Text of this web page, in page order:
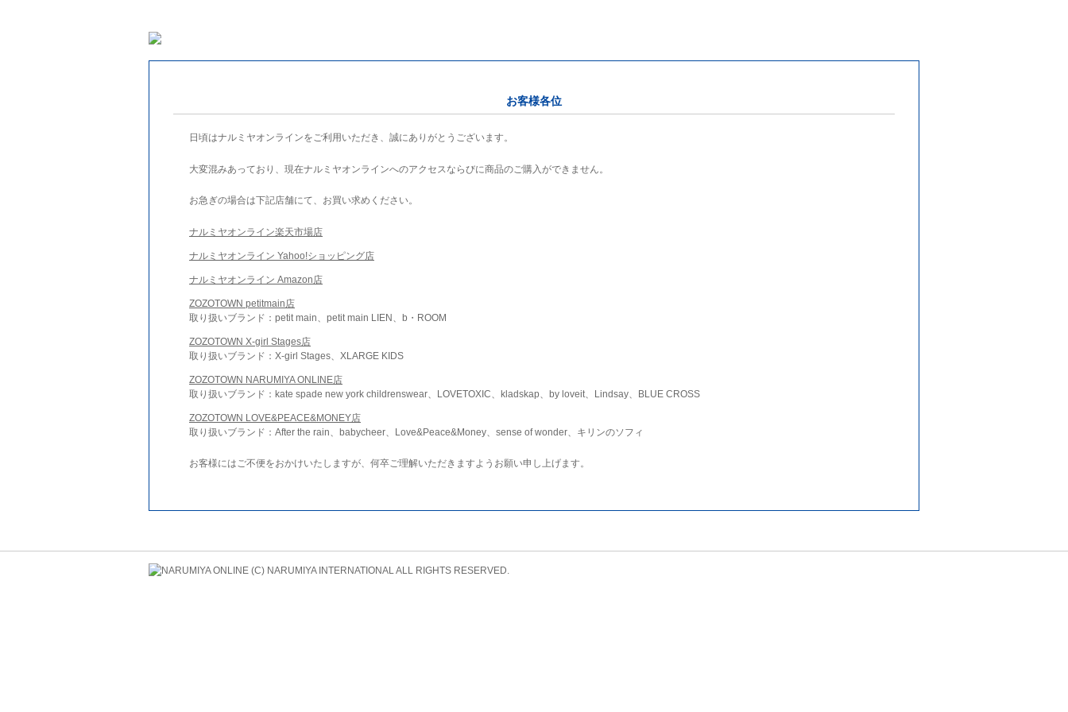
お客様各位
日頃はナルミヤオンラインをご利用いただき、誠にありがとうございます。
大変混みあっており、現在ナルミヤオンラインへのアクセスならびに商品のご購入ができません。
お急ぎの場合は下記店舗にて、お買い求めください。
ナルミヤオンライン楽天市場店
ナルミヤオンライン Yahoo!ショッピング店
ナルミヤオンライン Amazon店
ZOZOTOWN petitmain店
取り扱いブランド：petit main、petit main LIEN、b・ROOM
ZOZOTOWN X-girl Stages店
取り扱いブランド：X-girl Stages、XLARGE KIDS
ZOZOTOWN NARUMIYA ONLINE店
取り扱いブランド：kate spade new york childrenswear、LOVETOXIC、kladskap、by loveit、Lindsay、BLUE CROSS
ZOZOTOWN LOVE&PEACE&MONEY店
取り扱いブランド：After the rain、babycheer、Love&Peace&Money、sense of wonder、キリンのソフィ
お客様にはご不便をおかけいたしますが、何卒ご理解いただきますようお願い申し上げます。